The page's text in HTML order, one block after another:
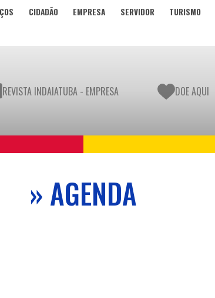
CIDADÃO EMPRESA SERVIDOR TURISMO
REVISTA INDAIATUBA - EMPRESA DOE AQUI
» AGENDA